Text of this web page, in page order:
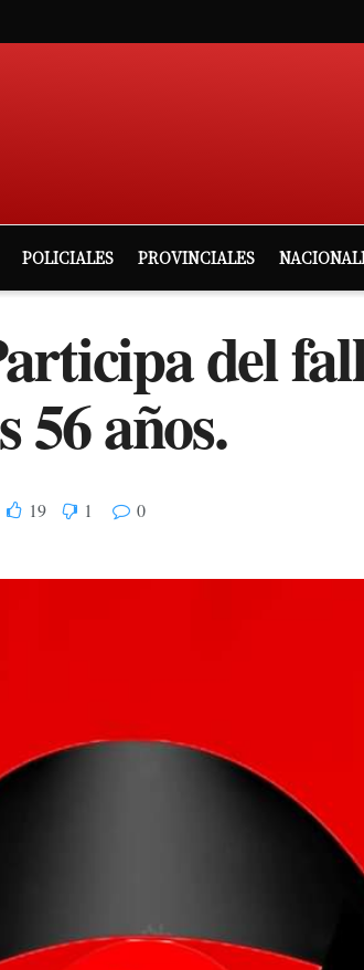
POLICIALES PROVINCIALES
del
56 años.
19 1 0